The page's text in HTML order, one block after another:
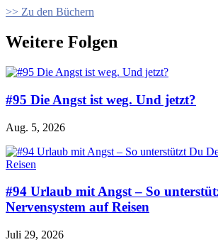
>> Zu den Büchern
Weitere Folgen
#95 Die Angst ist weg. Und jetzt?
Aug. 5, 2026
#94 Urlaub mit Angst – So
Nervensystem auf Reisen
Juli 29, 2026